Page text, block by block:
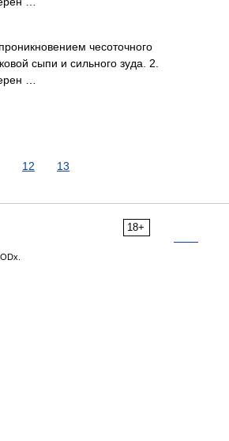
чесоточного
сыпи и сильного зуда. 2.
…
12 13
18+